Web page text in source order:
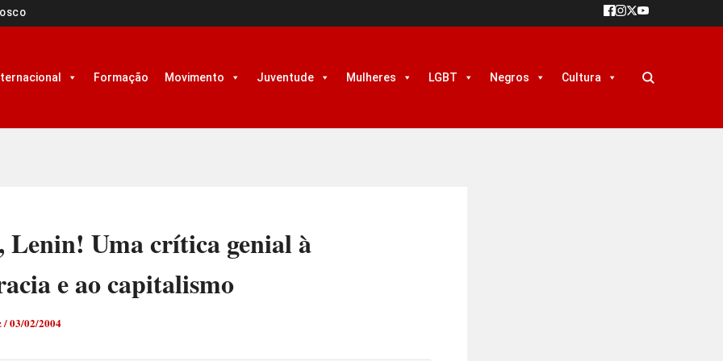
Formação Movimento Juventude Mulheres LGBT Negros Cultura
Lenin! Uma crítica genial à
e ao capitalismo
/03/02/2004